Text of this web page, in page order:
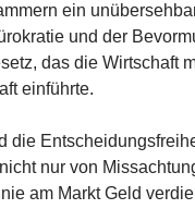
ein
und der
das die Wirtschaft
einführte.
die
nur von
am Markt Geld